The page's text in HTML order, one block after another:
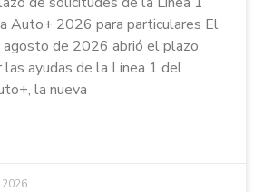
Auto+ 2026 para particulares El
agosto de 2026 abrió el plazo
las ayudas de la Línea 1 del
la nueva